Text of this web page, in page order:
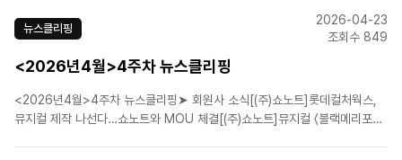
스키’ 6월 개..
뉴스클리핑
2026-04-23
조회수 849
<2026년4월>4주차 뉴스클리핑
<2026년4월>4주차 뉴스클리핑➤ 회원사 소식[(주)쇼노트]롯데컬처웍스,
뮤지컬 제작 나선다…쇼노트와 MOU 체결[(주)쇼노트]뮤지컬 〈블랙메리포핀